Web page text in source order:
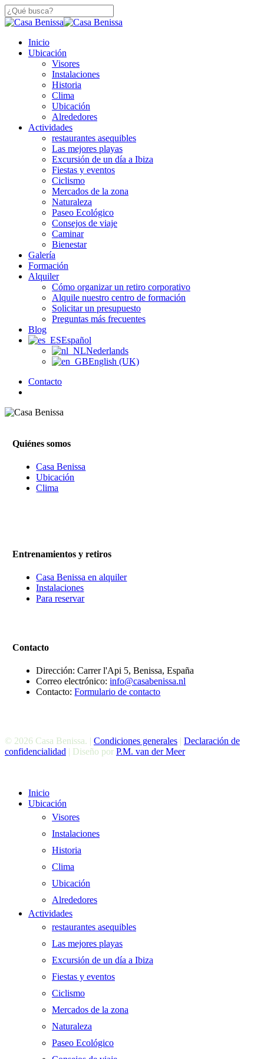
Saltar
a
principal
Cerca
Búsqueda
búsqueda
Menú
Inicio
Ubicación
Visores
Instalaciones
Historia
Clima
Ubicación
Alrededores
Actividades
restaurantes asequibles
Las mejores playas
Excursión de un día a Ibiza
Fiestas y eventos
Ciclismo
Mercados de la zona
Naturaleza
Paseo Ecológico
Consejos de viaje
Caminar
Bienestar
Galería
Formación
Alquiler
Cómo organizar un retiro corporativo
Alquile nuestro centro de formación
Solicitar un presupuesto
Preguntas más frecuentes
Blog
Español
Nederlands
English (UK)
Contacto
Quiénes somos
Casa Benissa
Ubicación
Clima
Entrenamientos y retiros
Casa Benissa en alquiler
Instalaciones
Para reservar
Contacto
Dirección: Carrer l'Api 5, Benissa, España
Correo electrónico:info@casabenissa.nl
Contacto:Formulario de contacto
© 2026 Casa Benissa. | Condiciones generales | Declaración de
confidencialidad | Diseño por P.M. van der Meer
Cerrar Inicio
Ubicación
Visores
Instalaciones
Historia
Clima
Ubicación
Alrededores
Actividades
restaurantes asequibles
Las mejores playas
Excursión de un día a Ibiza
Fiestas y eventos
Ciclismo
Mercados de la zona
Naturaleza
Paseo Ecológico